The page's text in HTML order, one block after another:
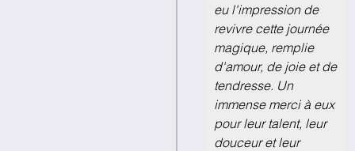
eu l'impression de
revivre cette journée
magique, remplie
d'amour, de joie et de
tendresse. Un
immense merci à eux
pour leur talent, leur
douceur et leur